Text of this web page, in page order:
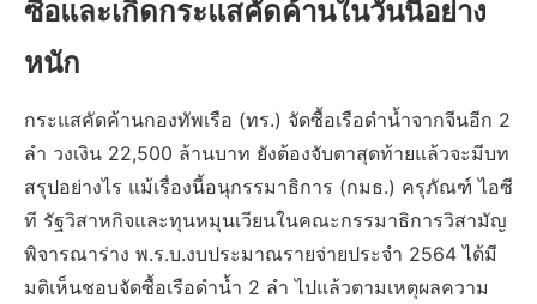
ซื้อและเกิดกระแสคัดค้านในวันนี้อย่าง
หนัก
กระแสคัดค้านกองทัพเรือ (ทร.) จัดซื้อเรือดำน้ำจากจีนอีก 2
ลำ วงเงิน 22,500 ล้านบาท ยังต้องจับตาสุดท้ายแล้วจะมีบท
สรุปอย่างไร แม้เรื่องนี้อนุกรรมาธิการ (กมธ.) ครุภัณฑ์ ไอซี
ที รัฐวิสาหกิจและทุนหมุนเวียนในคณะกรรมาธิการวิสามัญ
พิจารณาร่าง พ.ร.บ.งบประมาณรายจ่ายประจำ 2564 ได้มี
มติเห็นชอบจัดซื้อเรือดำน้ำ 2 ลำ ไปแล้วตามเหตุผลความ